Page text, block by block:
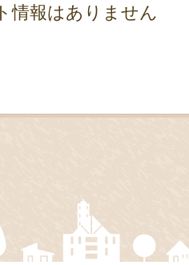
情報はありません